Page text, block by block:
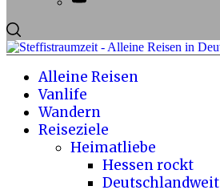
Alleine Reisen
Vanlife
Wandern
Reiseziele
Heimatliebe
Hessen rockt
Deutschlandweit